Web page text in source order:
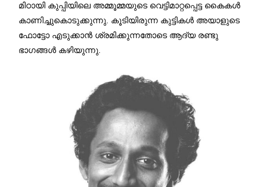
മിഠായി കുപ്പിയിലെ അമ്മൂമ്മയുടെ വെട്ടിമാറ്റപ്പെട്ട കൈകൾ
കാണിച്ചുകൊടുക്കുന്നു. കൂടിയിരുന്ന കുട്ടികൾ അയാളുടെ
ഫോട്ടോ എടുക്കാൻ ശ്രമിക്കുന്നതോടെ ആദ്യ രണ്ടു
ഭാഗങ്ങൾ കഴിയുന്നു.